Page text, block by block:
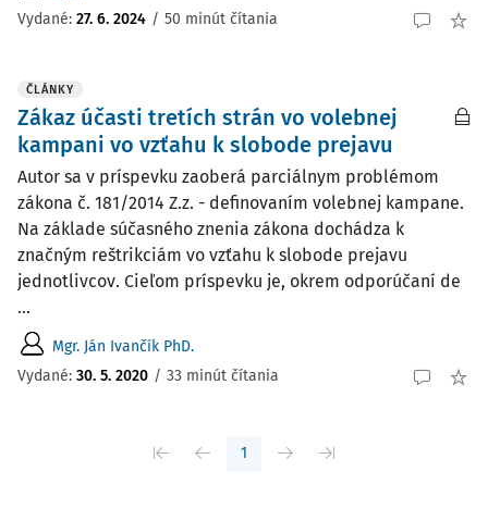
Vydané: 27. 6. 2024 / 50 minút čítania
ČLÁNKY
Zákaz účasti tretích strán vo volebnej
kampani vo vzťahu k slobode prejavu
Autor sa v príspevku zaoberá parciálnym problémom
zákona č. 181/2014 Z.z. - definovaním volebnej kampane.
Na základe súčasného znenia zákona dochádza k
značným reštrikciám vo vzťahu k slobode prejavu
jednotlivcov. Cieľom príspevku je, okrem odporúčaní de
...
Mgr. Ján Ivančík PhD.
Vydané: 30. 5. 2020 / 33 minút čítania
1